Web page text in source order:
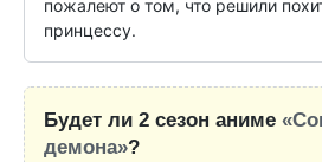
пожалеют о том, что решили
принцессу.
Будет ли 2 сезон аниме
демона»?